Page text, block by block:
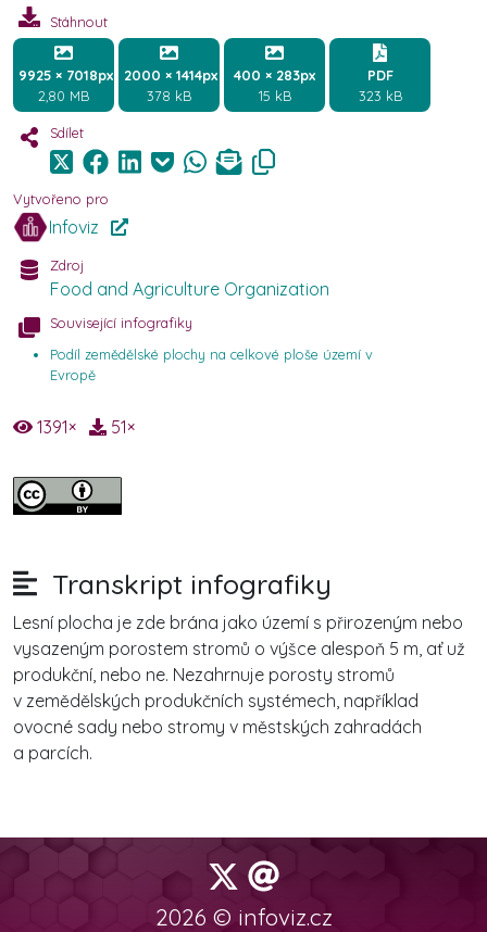
Stáhnout
9925 × 7018px
2,80 MB
2000 × 1414px
378 kB
400 × 283px
15 kB
PDF
323 kB
Sdílet
Vytvořeno pro
Infoviz
Zdroj
Food and Agriculture Organization
Související infografiky
Podíl zemědělské plochy na celkové ploše území v
Evropě
1391× 51×
Transkript infografiky
Lesní plocha je zde brána jako území s přirozeným nebo
vysazeným porostem stromů o výšce alespoň 5 m, ať už
produkční, nebo ne. Nezahrnuje porosty stromů
v zemědělských produkčních systémech, například
ovocné sady nebo stromy v městských zahradách
a parcích.
2026 © infoviz.cz